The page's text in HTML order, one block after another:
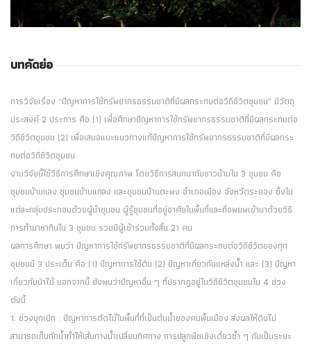
บทคัดย่อ
การวิจัยเรื่อง “ปัญหาการใช้ทรัพยากรธรรมชาติที่มีผลกระทบต่อวิถีชีวิตชุมชน” มีวัตถุ
ประสงค์ 2 ประการ คือ (1) เพื่อศึกษาปัญหาการใช้ทรัพยากรธรรมชาติที่มีผลกระทบต่อ
วิถีชีวิตชุมชน (2) เพื่อเสนอแนะแนวทางแก้ปัญหาการใช้ทรัพยากรธรรมชาติที่มีผลกระ
ทบต่อวิถีชีวิตชุมชน
งานวิจัยนี้ใช้วิธีการศึกษาเชิงคุณภาพ โดยวิธีการสนทนากับชาวบ้านใน 3 ชุมชน คือ
ชุมชนบ้านแลง ชุมชนบ้านแกลง และชุมชนบ้านตะพง อำเภอเมือง จังหวัดระยอง ซึ่งใน
แต่ละกลุ่มประกอบด้วยผู้นำชุมชน ผู้รู้ชุมชนที่อยู่อาศัยในพื้นที่และที่อพยพเข้ามาด้วยวิธี
การทำมาหากินใน 3 ชุมชน รวมมีผู้เข้าร่วมทั้งสิ้น 21 คน
ผลการศึกษา พบว่า ปัญหาการใช้ทรัพยากรธรรมชาติที่มีผลกระทบต่อวิถีชีวิตของทุก
ชุมชนมี 3 ประเด็น คือ (1) ปัญหาการใช้ดิน (2) ปัญหาเกี่ยวกับแหล่งน้ำ และ (3) ปัญหา
เกี่ยวกับป่าไม้ นอกจากนี้ ยังพบว่าปัญหาอื่น ๆ ที่ปรากฏอยู่ในวิถีชีวิตชุมชนใน 4 ช่วง
ดังนี้
1. ช่วงบุกเบิก : ปัญหาการตัดไม้ในพื้นที่ที่เป็นต้นน้ำของคนพื้นเมือง ส่งผลให้ดินไม่
สามารถเก็บกักน้ำทำให้เส้นทางน้ำเปลี่ยนทิศทาง การปลูกพืชเชิงเดี่ยวซ้ำ ๆ กันเป็นระยะ